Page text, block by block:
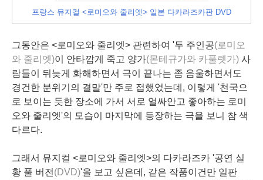
프랑스 뮤지컬 <로미오와 줄리엣> 일본 다카라즈카판 DVD
그동안은 <로미오와 줄리엣> 관련하여 '두 주인공(로미오
와 줄리엣)이 안타깝게 죽고 양가(몬테규가와 카풀렛가) 사
람들이 뒤늦게 화해하면서 극이 끝나는 좀 음울하면서도
경건한 분위기의 결말'만 주로 접했었는데, 이렇게 '천국으
로 보이는 듯한 장소에 가서 서로 얼싸안고 좋아하는 로미
오와 줄리엣'의 모습이 마지막에 등장하는 극을 보니 참 색
다르다.
그래서 뮤지컬 <로미오와 줄리엣>의 다카라즈카 '공연 실
황 풀 버전 (DVD)'을 보고 싶은데, 같은 작품이건만 일판